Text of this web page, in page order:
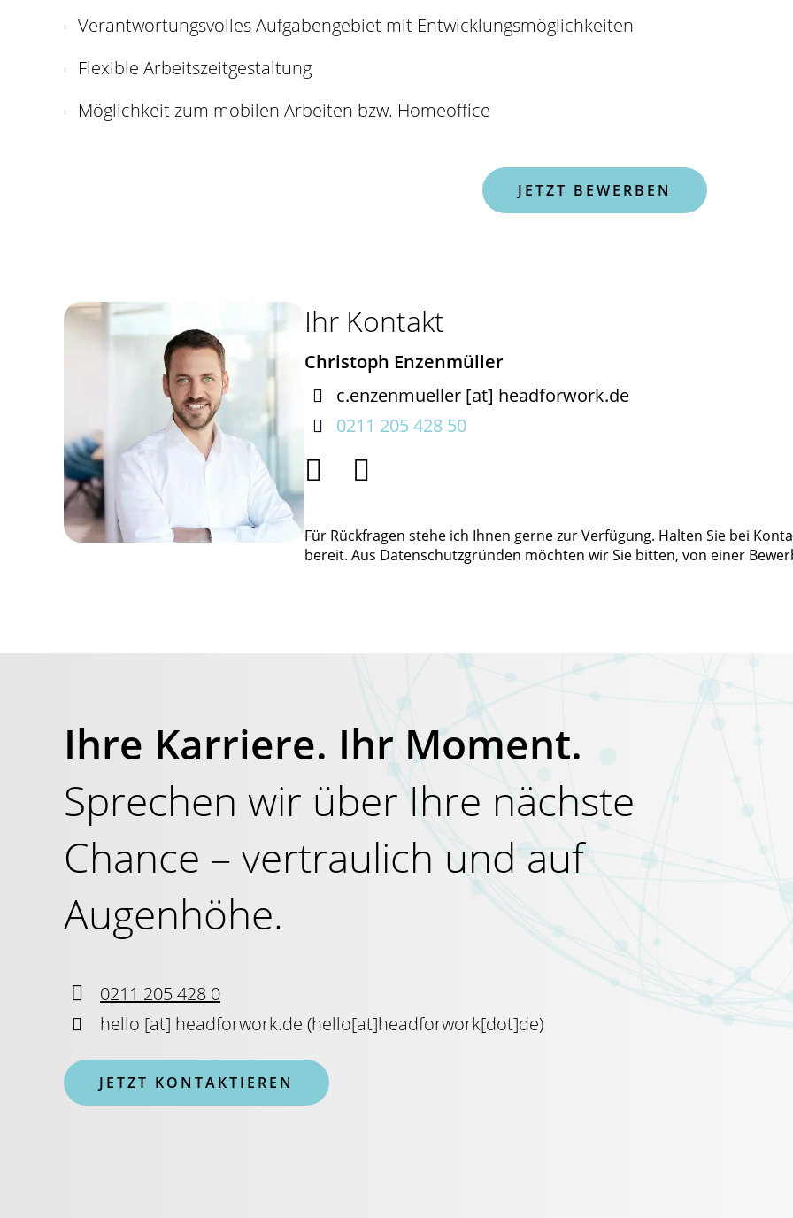
Verantwortungsvolles Aufgabengebiet mit Entwicklungsmöglichkeiten
Flexible Arbeitszeitgestaltung
Möglichkeit zum mobilen Arbeiten bzw. Homeoffice
JETZT BEWERBEN
Ihr Kontakt
Christoph Enzenmüller

c.enzenmueller [at] headforwork.de

0211 205 428 50
 
Für Rückfragen stehe ich Ihnen gerne zur Verfügung. Halten Sie bei
bereit. Aus Datenschutzgründen möchten wir Sie bitten, von einer
Ihre Karriere. Ihr Moment.
Sprechen wir über Ihre nächste
Chance – vertraulich und auf
Augenhöhe.

0211 205 428 0

hello [at] headforwork.de (hello[at]headforwork[dot]de)
JETZT KONTAKTIEREN